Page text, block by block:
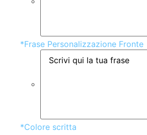
*Frase Personalizzazione Fronte
*Colore scritta